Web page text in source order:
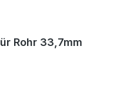
Rohr 33,7mm